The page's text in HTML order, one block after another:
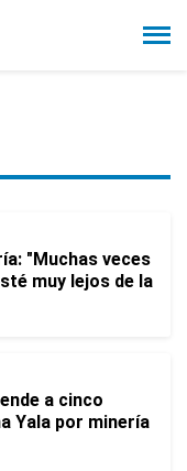
"Muchas veces
muy lejos de la
a cinco
Yala por minería